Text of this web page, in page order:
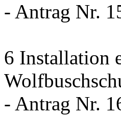
- Antrag Nr.
6 Installation
- Antrag Nr.